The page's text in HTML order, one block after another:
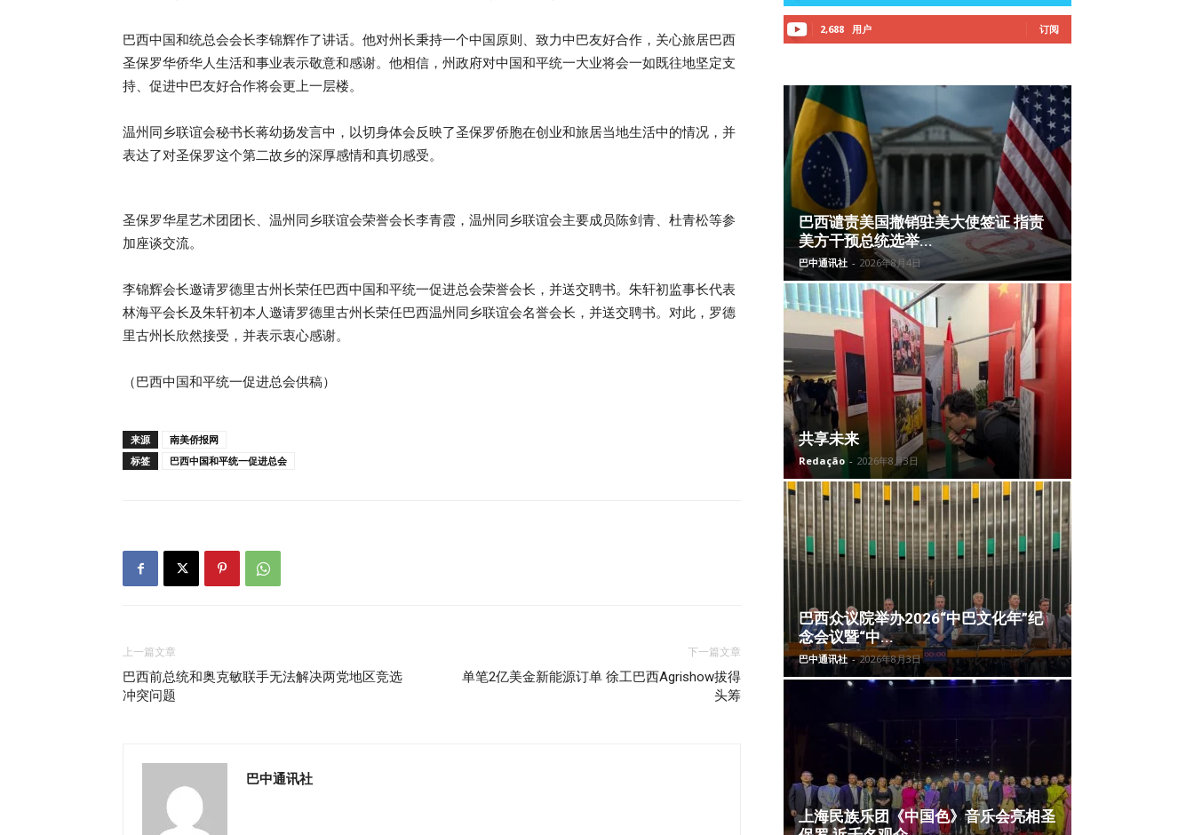
巴西中国和统总会会长李锦辉作了讲话。他对州长秉持一个中国原则、致力中巴友好合作，关心旅居巴西
圣保罗华侨华人生活和事业表示敬意和感谢。他相信，州政府对中国和平统一大业将会一如既往地坚定支
持、促进中巴友好合作将会更上一层楼。
温州同乡联谊会秘书长蒋幼扬发言中，以切身体会反映了圣保罗侨胞在创业和旅居当地生活中的情况，并
表达了对圣保罗这个第二故乡的深厚感情和真切感受。
圣保罗华星艺术团团长、温州同乡联谊会荣誉会长李青霞，温州同乡联谊会主要成员陈剑青、杜青松等参
加座谈交流。
李锦辉会长邀请罗德里古州长荣任巴西中国和平统一促进总会荣誉会长，并送交聘书。朱轩初监事长代表
林海平会长及朱轩初本人邀请罗德里古州长荣任巴西温州同乡联谊会名誉会长，并送交聘书。对此，罗德
里古州长欣然接受，并表示衷心感谢。
（巴西中国和平统一促进总会供稿）
来源
南美侨报网
标签
巴西中国和平统一促进总会
上一篇文章
巴西前总统和奥克敏联手无法解决两党地区竞选
冲突问题
下一篇文章
单笔2亿美金新能源订单 徐工巴西Agrishow拔得
头筹
巴中通讯社
2,688 用户 订阅
巴西谴责美国撤销驻美大使签证 指责
美方干预总统选举...
巴中通讯社 - 2026年8月4日
共享未来
Redação - 2026年8月3日
巴西众议院举办2026“中巴文化年”纪
念会议暨“中...
巴中通讯社 - 2026年8月3日
上海民族乐团《中国色》音乐会亮相圣